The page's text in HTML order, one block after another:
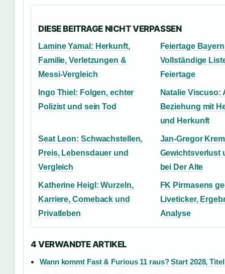
DIESE BEITRAGE NICHT VERPASSEN
Lamine Yamal: Herkunft,
Familie, Verletzungen &
Messi-Vergleich
Feiertage
Vollständige
Feiertage
Ingo Thiel: Folgen, echter
Polizist und sein Tod
Natalie Viscuso:
Beziehung mit
und Herkunft
Seat Leon: Schwachstellen,
Preis, Lebensdauer und
Vergleich
Jan-Gregor
Gewichtsverlust
bei Der Alte
Katherine Heigl: Wurzeln,
Karriere, Comeback und
Privatleben
FK Pirmasens
Liveticker,
Analyse
4 VERWANDTE ARTIKEL
Wann kommt Fast & Furious 11 raus? Start 2028,